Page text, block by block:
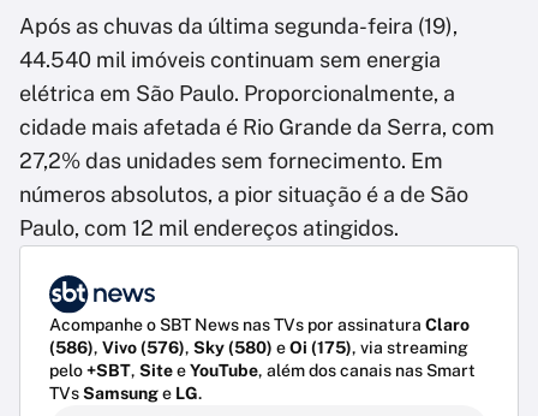
Após as chuvas da última segunda-feira (19),
44.540 mil imóveis continuam sem energia
elétrica em São Paulo. Proporcionalmente, a
cidade mais afetada é Rio Grande da Serra, com
27,2% das unidades sem fornecimento. Em
números absolutos, a pior situação é a de São
Paulo, com 12 mil endereços atingidos.
Acompanhe o SBT News nas TVs por assinatura Claro
(586), Vivo (576), Sky (580) eOi (175), via streaming
pelo+SBT, SiteeYouTube, além dos canais nas Smart
TVsSamsunge LG.